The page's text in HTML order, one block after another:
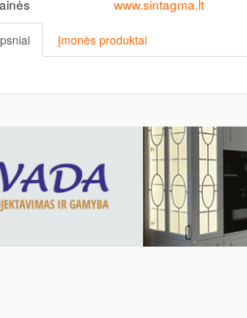
www.sintagma.lt
Įmonės produktai